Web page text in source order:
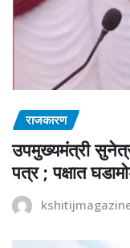
राजकारण
उपमुख्यमंत्री
पत्र ; पक्षात